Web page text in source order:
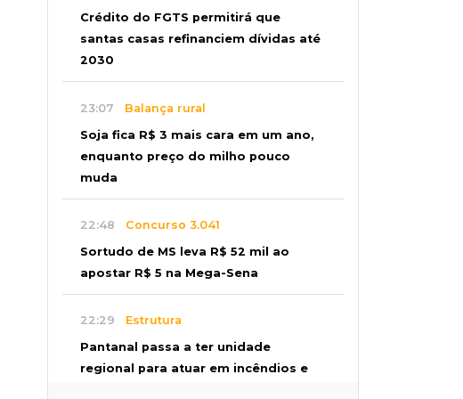
Crédito do FGTS permitirá que
santas casas refinanciem dívidas até
2030
23:07 Balança rural
Soja fica R$ 3 mais cara em um ano,
enquanto preço do milho pouco
muda
22:48 Concurso 3.041
Sortudo de MS leva R$ 52 mil ao
apostar R$ 5 na Mega-Sena
22:29 Estrutura
Pantanal passa a ter unidade
regional para atuar em incêndios e